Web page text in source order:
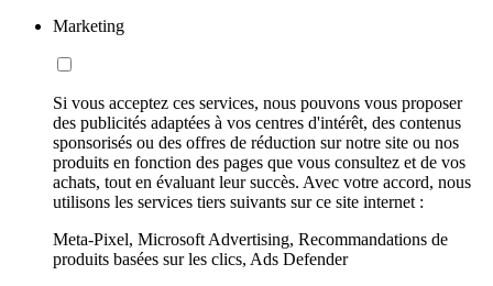
Marketing
Si vous acceptez ces services, nous pouvons vous proposer
des publicités adaptées à vos centres d'intérêt, des contenus
sponsorisés ou des offres de réduction sur notre site ou nos
produits en fonction des pages que vous consultez et de vos
achats, tout en évaluant leur succès. Avec votre accord, nous
utilisons les services tiers suivants sur ce site internet :
Meta-Pixel, Microsoft Advertising, Recommandations de
produits basées sur les clics, Ads Defender